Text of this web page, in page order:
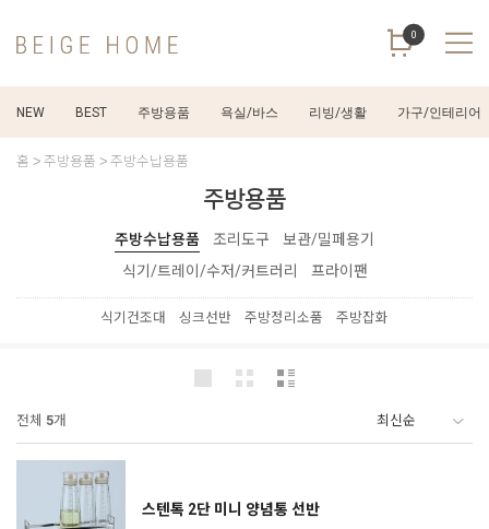
0
NEW BEST 주방용품 욕실/바스 리빙/생활 가구/인테리어
홈 주방용품 주방수납용품
주방용품
주방수납용품 조리도구
보관/밀페용기
식기/트레이/수저/커트러리
프라이팬
식기건조대 싱크선반 주방정리소품 주방잡화
전체 5개
스텐톡 2단 미니 양념통 선반